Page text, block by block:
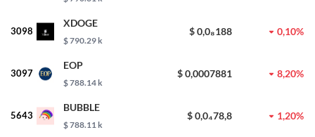
3098
XDOGE
$ 790.29 k
$ 0,0₈188 0,10%
3097
EOP
$ 788.14 k
$ 0,0007881 8,20%
5643
BUBBLE
$ 788.11 k
$ 0,0₄78,8 1,20%